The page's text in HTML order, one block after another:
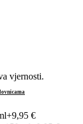
vjernosti.
+9,95 €